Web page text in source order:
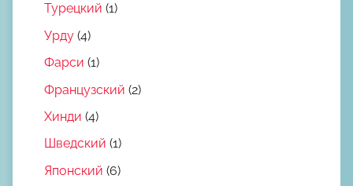
Турецкий (1)
Урду (4)
Фарси (1)
Французский (2)
Хинди (4)
Шведский (1)
Японский (6)